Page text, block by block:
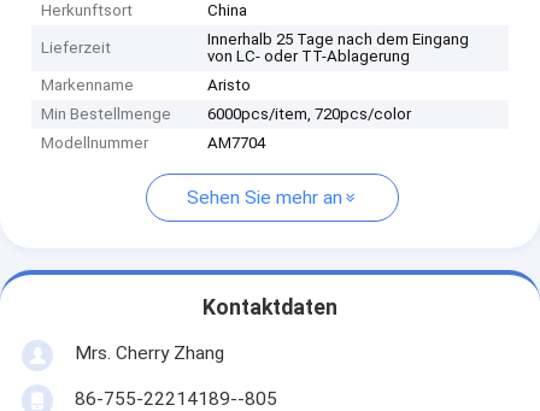
Herkunftsort
China
Lieferzeit
Innerhalb 25 Tage nach dem Eingang
von LC- oder TT-Ablagerung
Markenname
Aristo
Min Bestellmenge
6000pcs/item, 720pcs/color
Modellnummer
AM7704
Sehen Sie mehr an
Kontaktdaten
Mrs. Cherry Zhang
86-755-22214189--805